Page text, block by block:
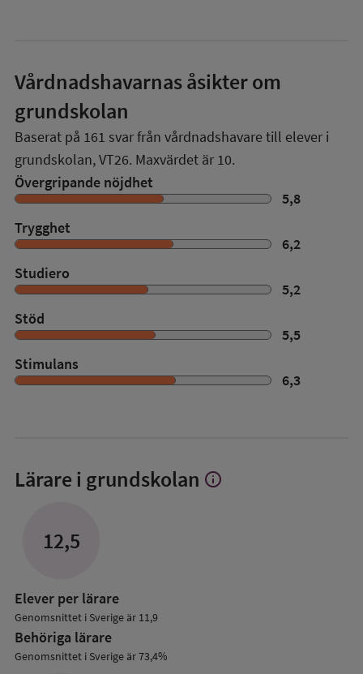
Vårdnadshavarnas åsikter om
grundskolan
Baserat på 161 svar från vårdnadshavare till elever i
grundskolan,VT26. Maxvärdet är 10.
Övergripande nöjdhet
5,8
Trygghet
6,2
Studiero
5,2
Stöd
5,5
Stimulans
6,3
Lärare i grundskolan Visa
info
12,5
Elever per lärare
Genomsnittet i Sverige är 11,9
Behöriga lärare
Genomsnittet i Sverige är 73,4%